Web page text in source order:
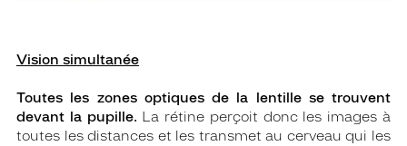
Vision simultanée
Toutes les zones optiques de la lentille se trouvent
devant la pupille. La rétine perçoit donc les images à
toutes les distances et les transmet au cerveau qui les